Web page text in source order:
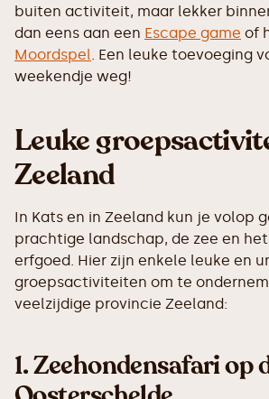
buiten activiteit, maar lekker
dan eens aan een Escape game of
Moordspel. Een leuke toevoeging
weekendje weg!
Leuke
Zeeland
In Kats en in Zeeland kun je volop
prachtige landschap, de zee en
erfgoed. Hier zijn enkele leuke en
groepsactiviteiten om te
veelzijdige provincie Zeeland:
1.Zeehondensafari op